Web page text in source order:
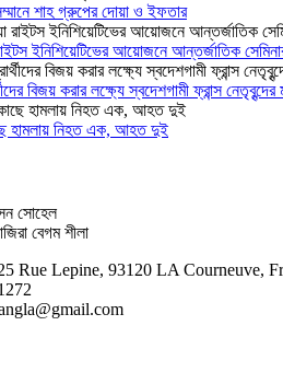
শাহ গ্রুপের দোয়া ও ইফতার
ইনিশিয়েটিভের আয়োজনে আন্তর্জাতিক
বিজয় করার লক্ষ্যে স্বদেশগামী ফ্রান্স নেতৃবৃন্দের
হামলায় নিহত এক, আহত দুই
সোহেল
বেগম শীলা
25 Rue Lepine, 93120 LA Courneuve,